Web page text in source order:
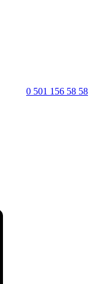
0 501 156 58 58